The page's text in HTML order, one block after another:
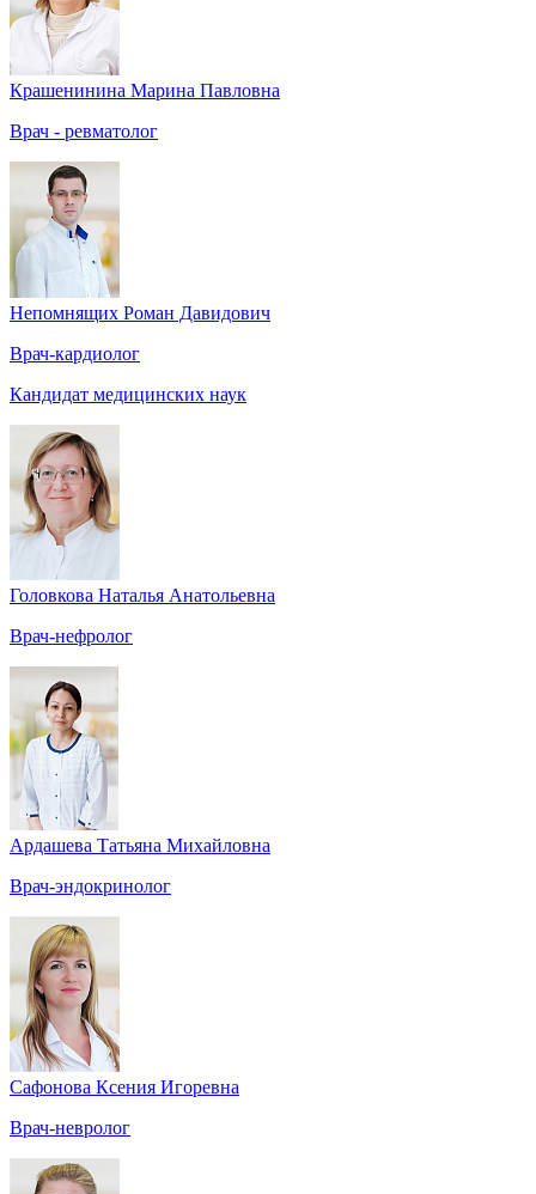
Крашенинина Марина Павловна
Врач - ревматолог
Непомнящих Роман Давидович
Врач-кардиолог
Кандидат медицинских наук
Головкова Наталья Анатольевна
Врач-нефролог
Ардашева Татьяна Михайловна
Врач-эндокринолог
Сафонова Ксения Игоревна
Врач-невролог